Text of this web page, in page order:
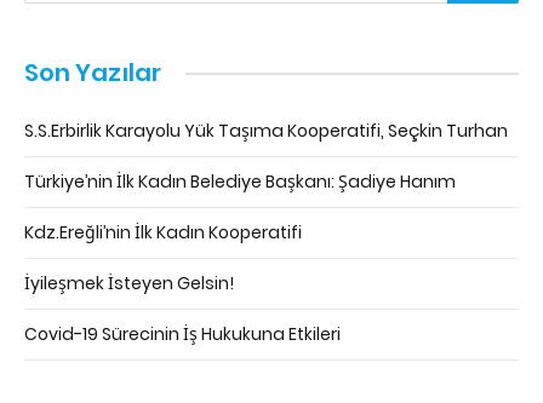
Son Yazılar
S.S.Erbirlik Karayolu Yük Taşıma Kooperatifi, Seçkin Turhan
Türkiye’nin İlk Kadın Belediye Başkanı: Şadiye Hanım
Kdz.Ereğli’nin İlk Kadın Kooperatifi
İyileşmek İsteyen Gelsin!
Covid-19 Sürecinin İş Hukukuna Etkileri